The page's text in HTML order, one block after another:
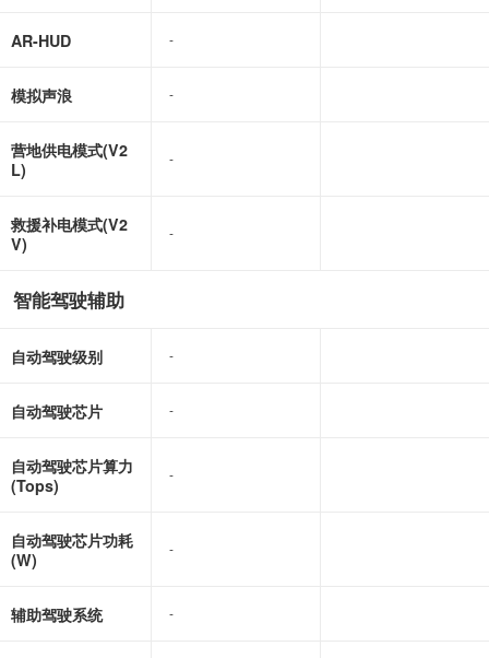
AR-HUD -
模拟声浪 -
营地供电模式(V2
L)
-
救援补电模式(V2
V)
-
智能驾驶辅助
自动驾驶级别 -
自动驾驶芯片 -
自动驾驶芯片算力
(Tops)
-
自动驾驶芯片功耗
(W)
-
辅助驾驶系统 -
-
-
-
-
-
-
-
-
-